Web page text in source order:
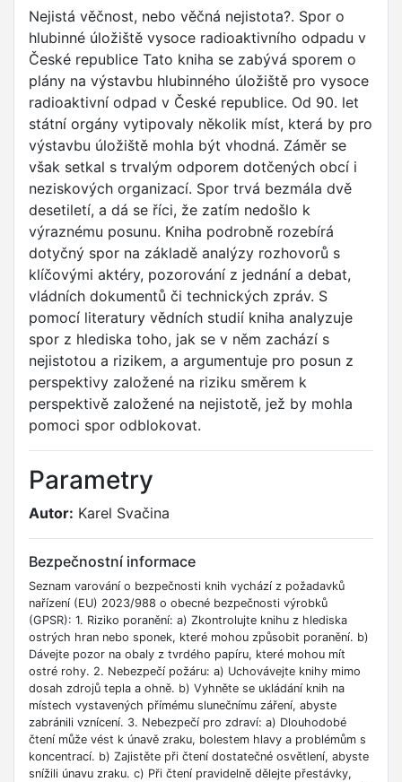
Nejistá věčnost, nebo věčná nejistota?. Spor o
hlubinné úložiště vysoce radioaktivního odpadu v
České republice Tato kniha se zabývá sporem o
plány na výstavbu hlubinného úložiště pro vysoce
radioaktivní odpad v České republice. Od 90. let
státní orgány vytipovaly několik míst, která by pro
výstavbu úložiště mohla být vhodná. Záměr se
však setkal s trvalým odporem dotčených obcí i
neziskových organizací. Spor trvá bezmála dvě
desetiletí, a dá se říci, že zatím nedošlo k
výraznému posunu. Kniha podrobně rozebírá
dotyčný spor na základě analýzy rozhovorů s
klíčovými aktéry, pozorování z jednání a debat,
vládních dokumentů či technických zpráv. S
pomocí literatury vědních studií kniha analyzuje
spor z hlediska toho, jak se v něm zachází s
nejistotou a rizikem, a argumentuje pro posun z
perspektivy založené na riziku směrem k
perspektivě založené na nejistotě, jež by mohla
pomoci spor odblokovat.
Parametry
Autor: Karel Svačina
Bezpečnostní informace
Seznam varování o bezpečnosti knih vychází z požadavků
nařízení (EU) 2023/988 o obecné bezpečnosti výrobků
(GPSR): 1. Riziko poranění: a) Zkontrolujte knihu z hlediska
ostrých hran nebo sponek, které mohou způsobit poranění. b)
Dávejte pozor na obaly z tvrdého papíru, které mohou mít
ostré rohy. 2. Nebezpečí požáru: a) Uchovávejte knihy mimo
dosah zdrojů tepla a ohně. b) Vyhněte se ukládání knih na
místech vystavených přímému slunečnímu záření, abyste
zabránili vznícení. 3. Nebezpečí pro zdraví: a) Dlouhodobé
čtení může vést k únavě zraku, bolestem hlavy a problémům s
koncentrací. b) Zajistěte při čtení dostatečné osvětlení, abyste
snížili únavu zraku. c) Při čtení pravidelně dělejte přestávky,